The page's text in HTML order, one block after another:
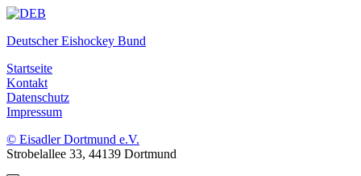
Deutscher Eishockey Bund
Startseite
Kontakt
Datenschutz
Impressum
© Eisadler Dortmund e.V.
Strobelallee 33, 44139 Dortmund